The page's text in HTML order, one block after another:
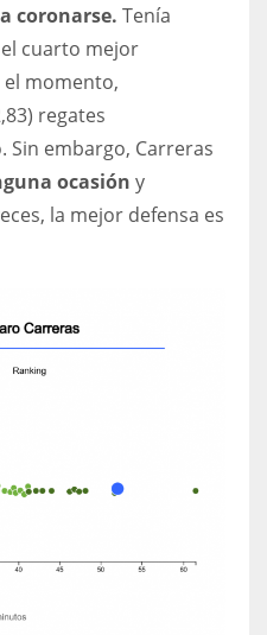
coronarse. Tenía
cuarto mejor
el momento,
regates
embargo, Carreras
ocasión y
la mejor defensa es